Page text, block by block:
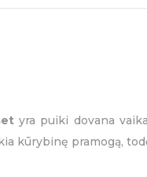
yra puiki dovana
kūrybinę pramogą,